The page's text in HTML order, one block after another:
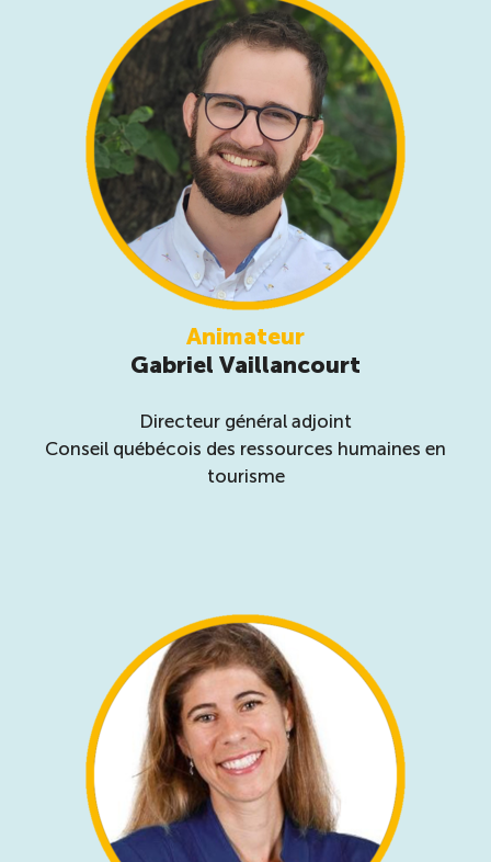
Animateur
Gabriel Vaillancourt
Directeur général adjoint
Conseil québécois des ressources humaines en
tourisme